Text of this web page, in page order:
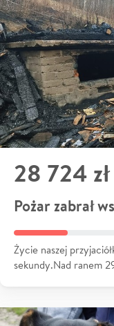
28 724 zł
Pożar zabrał
Życie naszej
sekundy.Nad ranem